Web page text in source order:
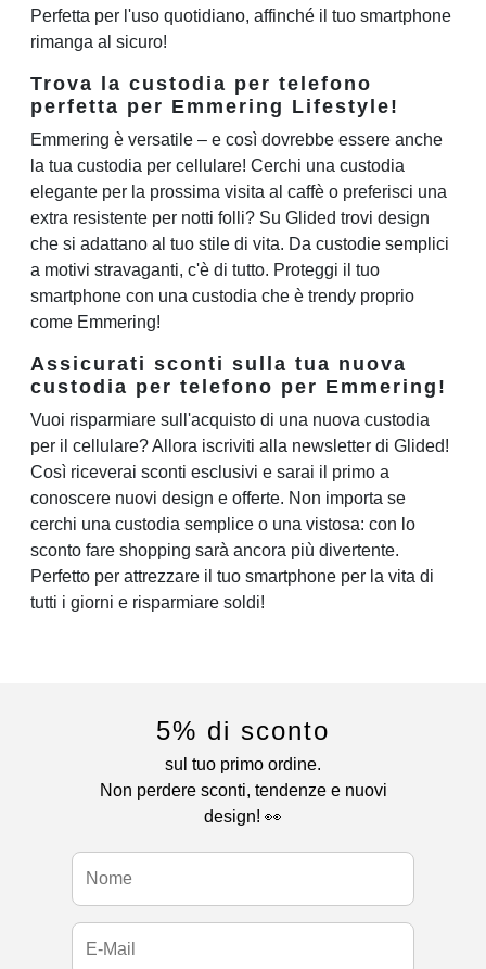
Perfetta per l'uso quotidiano, affinché il tuo smartphone
rimanga al sicuro!
Trova la custodia per telefono
perfetta per Emmering Lifestyle!
Emmering è versatile – e così dovrebbe essere anche
la tua custodia per cellulare! Cerchi una custodia
elegante per la prossima visita al caffè o preferisci una
extra resistente per notti folli? Su Glided trovi design
che si adattano al tuo stile di vita. Da custodie semplici
a motivi stravaganti, c'è di tutto. Proteggi il tuo
smartphone con una custodia che è trendy proprio
come Emmering!
Assicurati sconti sulla tua nuova
custodia per telefono per Emmering!
Vuoi risparmiare sull'acquisto di una nuova custodia
per il cellulare? Allora iscriviti alla newsletter di Glided!
Così riceverai sconti esclusivi e sarai il primo a
conoscere nuovi design e offerte. Non importa se
cerchi una custodia semplice o una vistosa: con lo
sconto fare shopping sarà ancora più divertente.
Perfetto per attrezzare il tuo smartphone per la vita di
tutti i giorni e risparmiare soldi!
5% di sconto
sul tuo primo ordine.
Non perdere sconti, tendenze e nuovi
design! 👀